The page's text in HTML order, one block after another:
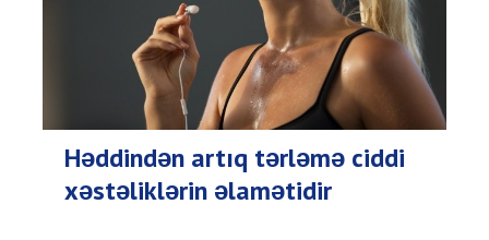
Həddindən artıq tərləmə ciddi
xəstəliklərin əlamətidir